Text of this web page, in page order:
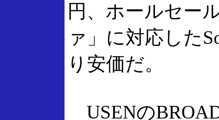
円、ホールセー
ァ」に対応した
り安価だ。
USENの